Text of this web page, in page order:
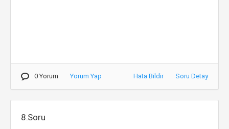
0 Yorum Yorum Yap Hata Bildir Soru Detay
8.Soru